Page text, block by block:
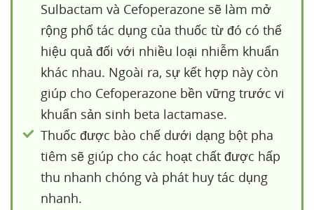
Sulbactam và Cefoperazone sẽ làm mở
rộng phổ tác dụng của thuốc từ đó có thể
hiệu quả đối với nhiều loại nhiễm khuẩn
khác nhau. Ngoài ra, sự kết hợp này còn
giúp cho Cefoperazone bền vững trước vi
khuẩn sản sinh beta lactamase.
Thuốc được bào chế dưới dạng bột pha
tiêm sẽ giúp cho các hoạt chất được hấp
thu nhanh chóng và phát huy tác dụng
nhanh.